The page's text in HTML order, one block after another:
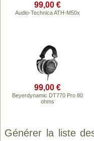
99,00 €
Audio-Technica ATH-M50x
99,00 €
Beyerdynamic DT770 Pro 80
ohms
Générer la liste